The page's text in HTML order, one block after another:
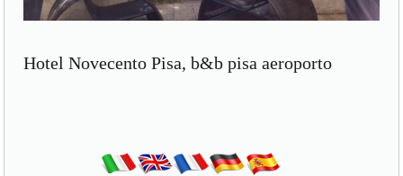
Hotel Novecento Pisa, b&b pisa aeroporto